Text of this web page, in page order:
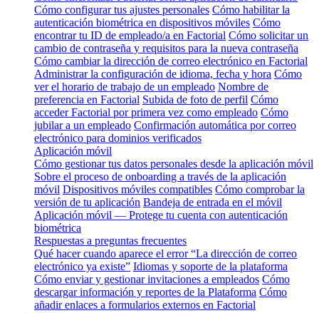
Cómo configurar tus ajustes personales Cómo habilitar la
autenticación biométrica en dispositivos móviles Cómo
encontrar tu ID de empleado/a en Factorial Cómo solicitar un
cambio de contraseña y requisitos para la nueva contraseña
Cómo cambiar la dirección de correo electrónico en Factorial
Administrar la configuración de idioma, fecha y hora Cómo
ver el horario de trabajo de un empleado Nombre de
preferencia en Factorial Subida de foto de perfil Cómo
acceder Factorial por primera vez como empleado Cómo
jubilar a un empleado Confirmación automática por correo
electrónico para dominios verificados
Aplicación móvil
Cómo gestionar tus datos personales desde la aplicación móvil
Sobre el proceso de onboarding a través de la aplicación
móvil Dispositivos móviles compatibles Cómo comprobar la
versión de tu aplicación Bandeja de entrada en el móvil
Aplicación móvil — Protege tu cuenta con autenticación
biométrica
Respuestas a preguntas frecuentes
Qué hacer cuando aparece el error “La dirección de correo
electrónico ya existe” Idiomas y soporte de la plataforma
Cómo enviar y gestionar invitaciones a empleados Cómo
descargar información y reportes de la Plataforma Cómo
añadir enlaces a formularios externos en Factorial